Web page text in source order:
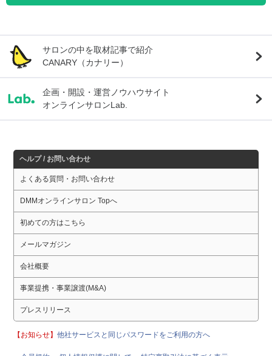
サロンの中を取材記事で紹介
CANARY（カナリー）
企画・開設・運営ノウハウサイト
オンラインサロンLab.
ヘルプ / お問い合わせ
よくある質問・お問い合わせ
DMMオンラインサロン Topへ
初めての方はこちら
メールマガジン
会社概要
事業提携・事業譲渡(M&A)
プレスリリース
【お知らせ】他社サービスと同じパスワードをご利用の方へ